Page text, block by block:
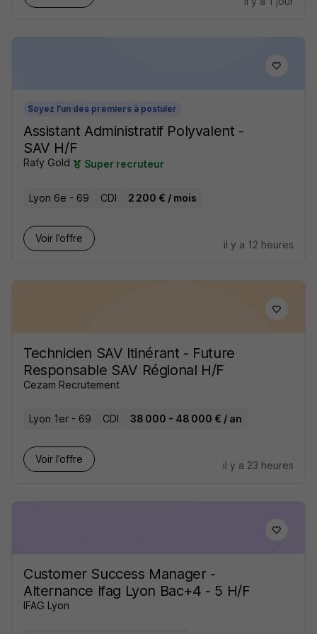
Soyez l'un des premiers à postuler
Assistant Administratif Polyvalent -
SAV H/F
Rafy Gold Super recruteur
Lyon 6e - 69 CDI 2 200 € / mois
Voir l’offre
il y a 12 heures
Technicien SAV Itinérant - Future
Responsable SAV Régional H/F
Cezam Recrutement
Lyon 1er - 69 CDI 38 000 - 48 000 € / an
Voir l’offre
il y a 23 heures
Customer Success Manager -
Alternance Ifag Lyon Bac+4 - 5 H/F
IFAG Lyon